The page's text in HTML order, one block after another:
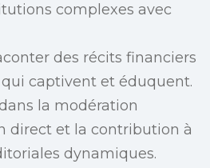
complexes avec
des récits financiers
captivent et éduquent.
la modération
direct et la contribution à
dynamiques.